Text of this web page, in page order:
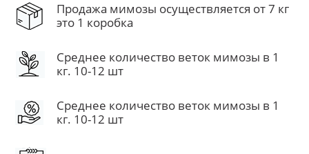
Продажа мимозы осуществляется от 7 кг
это 1 коробка
Среднее количество веток мимозы в 1
кг. 10-12 шт
Среднее количество веток мимозы в 1
кг. 10-12 шт